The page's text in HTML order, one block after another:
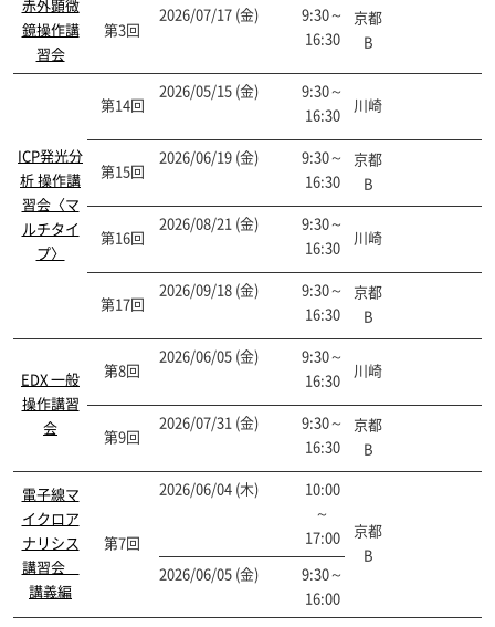
赤外顕微
鏡操作講
習会
第3回
2026/07/17 (金)
9:30～
16:30
京都
B
ICP発光分
析 操作講
習会〈マ
ルチタイ
プ〉
第14回
2026/05/15 (金)
9:30～
16:30
川崎
第15回
2026/06/19 (金)
9:30～
16:30
京都
B
第16回
2026/08/21 (金)
9:30～
16:30
川崎
第17回
2026/09/18 (金)
9:30～
16:30
京都
B
EDX 一般
操作講習
会
第8回
2026/06/05 (金)
9:30～
16:30
川崎
第9回
2026/07/31 (金)
9:30～
16:30
京都
B
電子線マ
イクロア
ナリシス
講習会
講義編
第7回
2026/06/04 (木)
10:00
～
17:00
2026/06/05 (金)
9:30～
16:00
京都
B